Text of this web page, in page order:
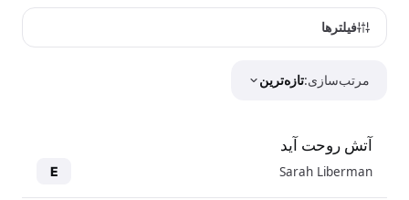
فیلترها
مرتب‌سازی:تازه‌ترین
آتش روحت آید
Sarah Liberman
E